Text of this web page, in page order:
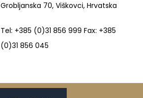
Grobljanska 70, Viškovci, Hrvatska
Tel: +385 (0)31 856 999 Fax: +385
(0)31 856 045